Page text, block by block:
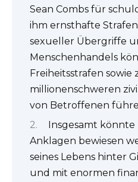
Sean Combs für
ihm ernsthafte
sexueller Übergriffe
Menschenhandels
Freiheitsstrafen sowie
millionenschweren
von Betroffenen
Insgesamt könnte
Anklagen bewiesen
seines Lebens hinter
und mit enormen